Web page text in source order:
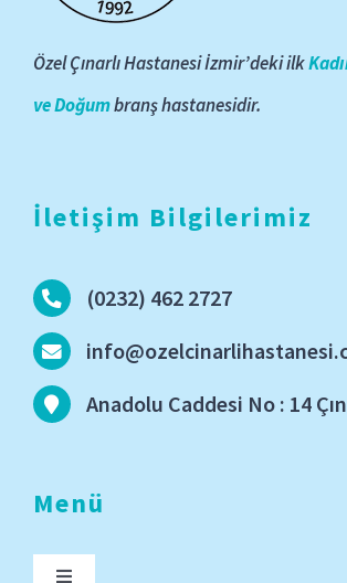
Özel Çınarlı Hastanesi İzmir’deki ilk
ve Doğumbranş hastanesidir.
İletişim Bilgilerimiz
(0232) 462 2727
Anadolu Caddesi No : 14
Menü